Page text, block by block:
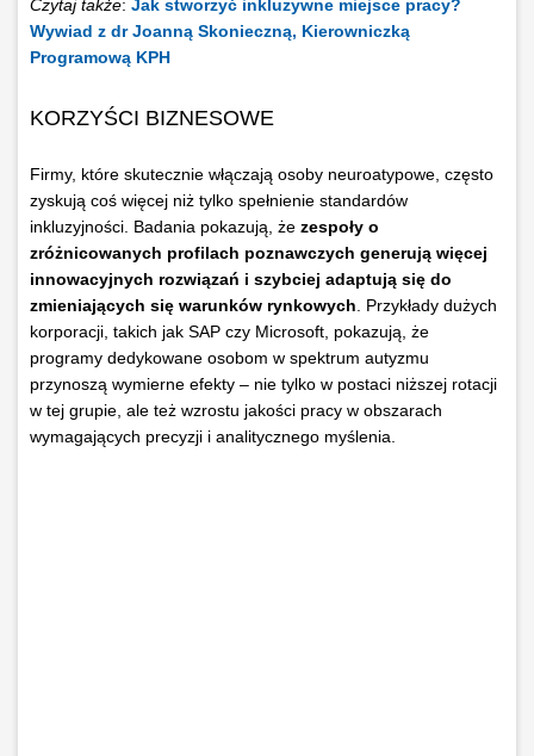
Czytaj także: Jak stworzyć inkluzywne miejsce pracy?
Wywiad z dr Joanną Skonieczną, Kierowniczką
Programową KPH
KORZYŚCI BIZNESOWE
Firmy, które skutecznie włączają osoby neuroatypowe, często
zyskują coś więcej niż tylko spełnienie standardów
inkluzyjności. Badania pokazują, że zespoły o
zróżnicowanych profilach poznawczych generują więcej
innowacyjnych rozwiązań i szybciej adaptują się do
zmieniających się warunków rynkowych . Przykłady dużych
korporacji, takich jak SAP czy Microsoft, pokazują, że
programy dedykowane osobom w spektrum autyzmu
przynoszą wymierne efekty – nie tylko w postaci niższej rotacji
w tej grupie, ale też wzrostu jakości pracy w obszarach
wymagających precyzji i analitycznego myślenia.